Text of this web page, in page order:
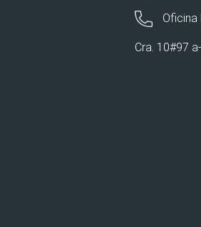
Oficina
Cra. 10#97